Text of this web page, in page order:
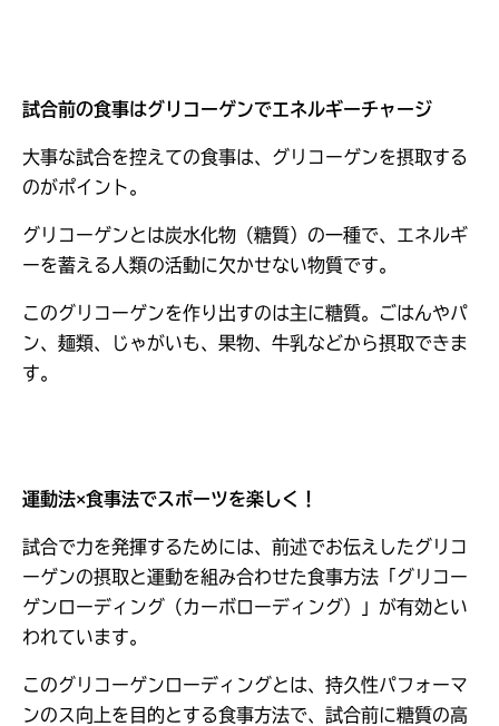
試合前の食事はグリコーゲンでエネルギーチャージ
大事な試合を控えての食事は、グリコーゲンを摂取する
のがポイント。
グリコーゲンとは炭水化物（糖質）の一種で、エネルギ
ーを蓄える人類の活動に欠かせない物質です。
このグリコーゲンを作り出すのは主に糖質。ごはんやパ
ン、麺類、じゃがいも、果物、牛乳などから摂取できま
す。
運動法×食事法でスポーツを楽しく！
試合で力を発揮するためには、前述でお伝えしたグリコ
ーゲンの摂取と運動を組み合わせた食事方法「グリコー
ゲンローディング（カーボローディング）」が有効とい
われています。
このグリコーゲンローディングとは、持久性パフォーマ
ンのス向上を目的とする食事方法で、試合前に糖質の高